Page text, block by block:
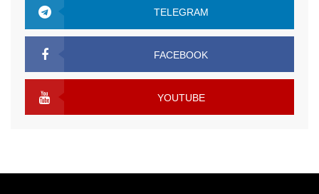
TELEGRAM
FACEBOOK
YOUTUBE